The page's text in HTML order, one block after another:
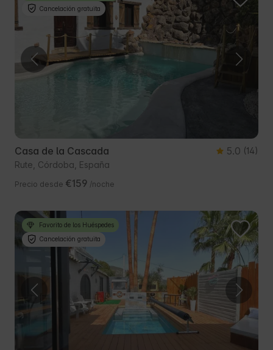
Cancelación gratuita
Casa de la Cascada 5.0 (14)
Rute, Córdoba, España
Precio desde €159 /noche
Favorito de los Huéspedes
Cancelación gratuita